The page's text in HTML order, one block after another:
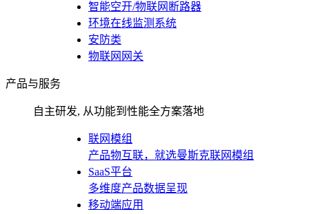
智能空开/物联网断路器
环境在线监测系统
安防类
物联网网关
产品与服务
自主研发, 从功能到性能全方案落地
联网模组
产品物互联，就选曼斯克联网模组
SaaS平台
多维度产品数据呈现
移动端应用